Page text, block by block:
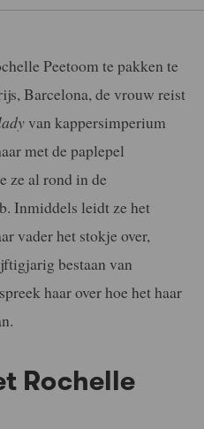
Peetoom te pakken te
Barcelona, de vrouw reist
van kappersimperium
met de paplepel
ze al rond in de
Inmiddels leidt ze het
vader het stokje over,
bestaan van
haar over hoe het haar
Rochelle